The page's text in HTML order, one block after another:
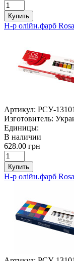
Купить
Н-р олійн.фарб
Артикул: РСУ-
Изготовитель:
Единицы:
В наличии
628.00 грн
Купить
Н-р олійн.фарб